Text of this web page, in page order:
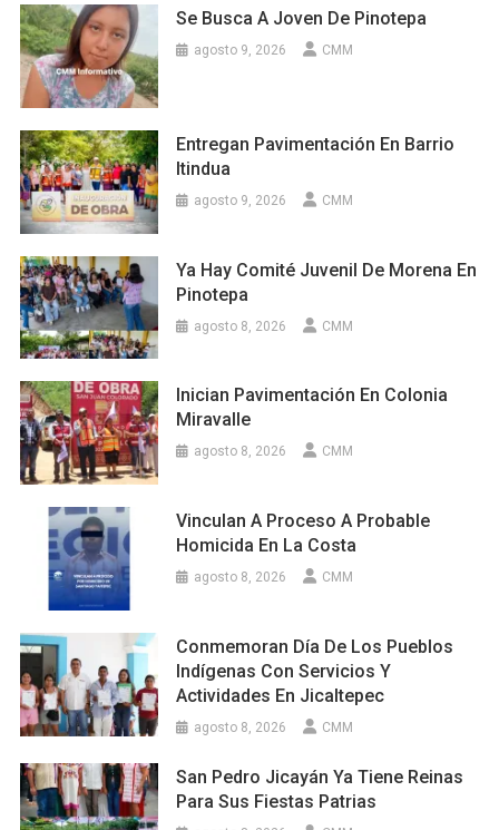
Se Busca A Joven De Pinotepa
agosto 9, 2026 CMM
Entregan Pavimentación En Barrio
Itindua
agosto 9, 2026 CMM
Ya Hay Comité Juvenil De Morena En
Pinotepa
agosto 8, 2026 CMM
Inician Pavimentación En Colonia
Miravalle
agosto 8, 2026 CMM
Vinculan A Proceso A Probable
Homicida En La Costa
agosto 8, 2026 CMM
Conmemoran Día De Los Pueblos
Indígenas Con Servicios Y
Actividades En Jicaltepec
agosto 8, 2026 CMM
San Pedro Jicayán Ya Tiene Reinas
Para Sus Fiestas Patrias